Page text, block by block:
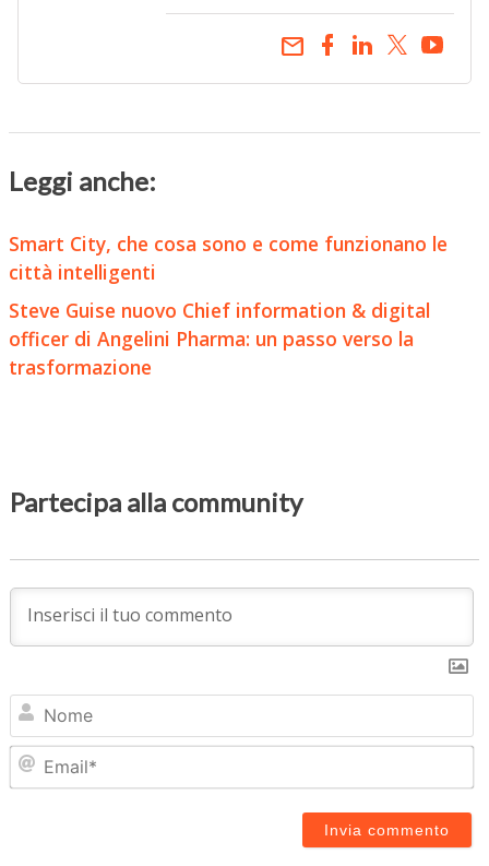
email
Leggi anche:
Smart City, che cosa sono e come funzionano le
città intelligenti
Steve Guise nuovo Chief information & digital
officer di Angelini Pharma: un passo verso la
trasformazione
Partecipa alla community